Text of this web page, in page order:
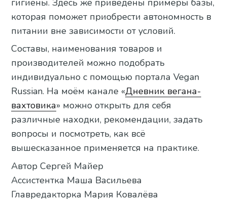
гигиены. Здесь же приведены примеры базы,
которая поможет приобрести автономность в
питании вне зависимости от условий.
Составы, наименования товаров и
производителей можно подобрать
индивидуально с помощью портала Vegan
Russian. На моём канале «Дневник вегана-
вахтовика» можно открыть для себя
различные находки, рекомендации, задать
вопросы и посмотреть, как всё
вышесказанное применяется на практике.
Автор Сергей Майер
Ассистентка Маша Васильева
Главредакторка Мария Ковалёва